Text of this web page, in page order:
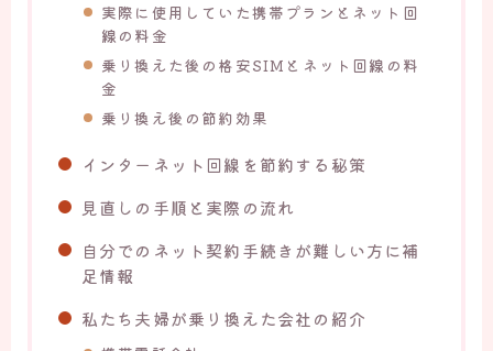
実際に使用していた携帯プランとネット回
線の料金
乗り換えた後の格安SIMとネット回線の料
金
乗り換え後の節約効果
インターネット回線を節約する秘策
見直しの手順と実際の流れ
自分でのネット契約手続きが難しい方に補
足情報
私たち夫婦が乗り換えた会社の紹介